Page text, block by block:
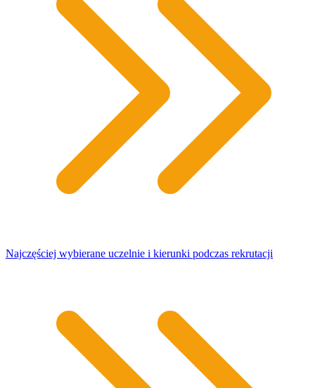
Najczęściej wybierane uczelnie i kierunki podczas rekrutacji